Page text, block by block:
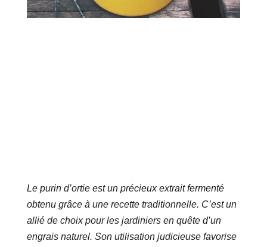
Le purin d’ortie est un précieux extrait fermenté
obtenu grâce à une recette traditionnelle. C’est un
allié de choix pour les jardiniers en quête d’un
engrais naturel. Son utilisation judicieuse favorise